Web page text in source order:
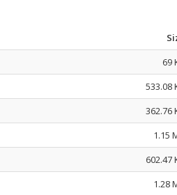
69
533.08
362.76
1.15
602.47
1.28